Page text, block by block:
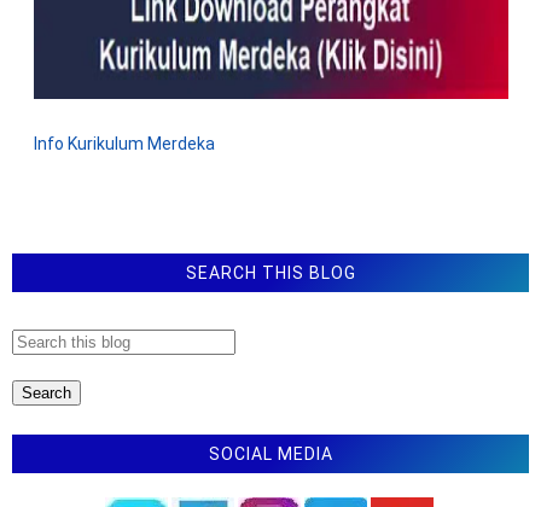
Info Kurikulum Merdeka
SEARCH THIS BLOG
SOCIAL MEDIA